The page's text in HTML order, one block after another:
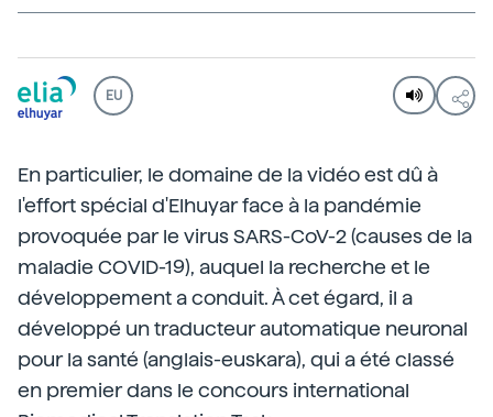
EU
En particulier, le domaine de la vidéo est dû à
l'effort spécial d'Elhuyar face à la pandémie
provoquée par le virus SARS-CoV-2 (causes de la
maladie COVID-19), auquel la recherche et le
développement a conduit. À cet égard, il a
développé un traducteur automatique neuronal
pour la santé (anglais-euskara), qui a été classé
en premier dans le concours international